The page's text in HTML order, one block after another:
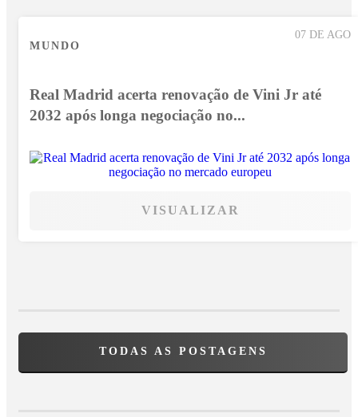
07 DE AGO
MUNDO
Real Madrid acerta renovação de Vini Jr até
2032 após longa negociação no...
VISUALIZAR
TODAS AS POSTAGENS